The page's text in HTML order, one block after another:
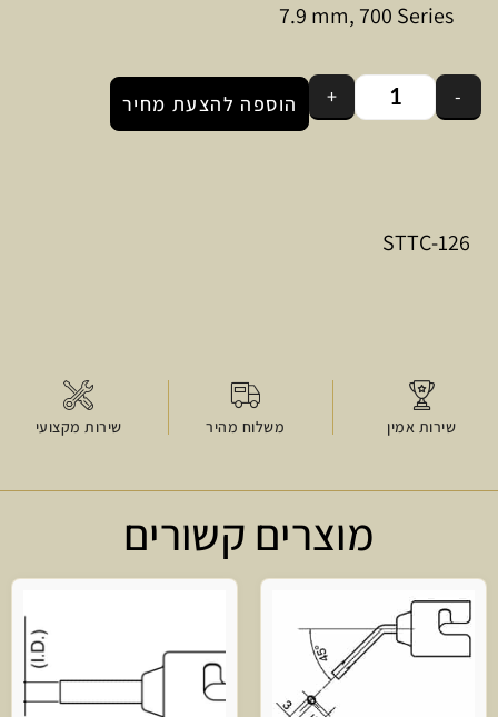
7.9 mm, 700 Series
-
+ הוספה להצעת מחיר
STTC-126
שירות אמין משלוח מהיר שירות מקצועי
מוצרים קשורים